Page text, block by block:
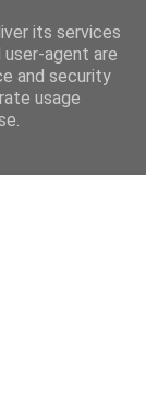
its services
user-agent are
and security
usage